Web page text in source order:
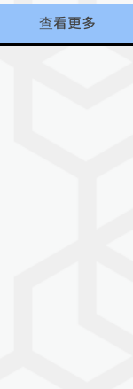
查看更多